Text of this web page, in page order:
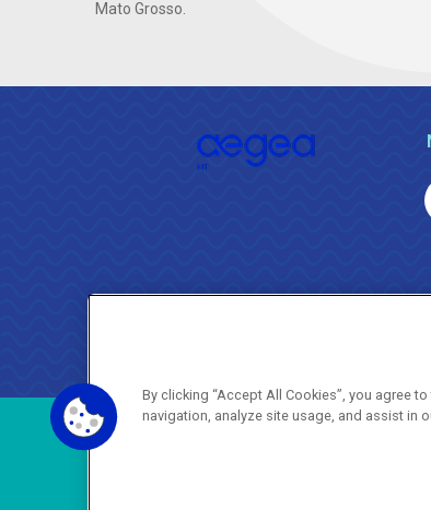
Mato Grosso.
By clicking “Accept All Cookies”, you agree
navigation, analyze site usage, and assist in